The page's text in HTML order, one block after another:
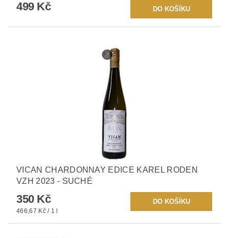
499 Kč
VICAN CHARDONNAY EDICE KAREL RODEN
VZH 2023 - SUCHÉ
350 Kč
466,67 Kč / 1 l